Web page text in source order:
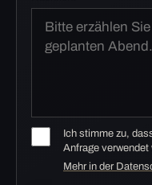
Ich stimme zu,
Anfrage verwendet
Mehr in der